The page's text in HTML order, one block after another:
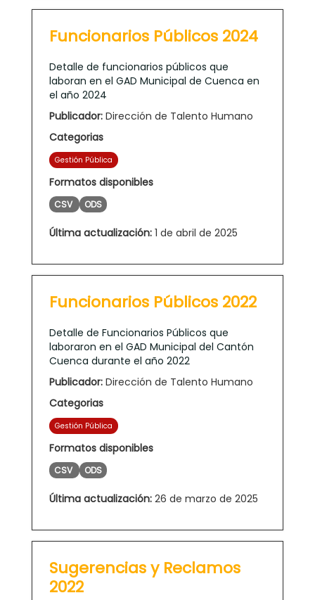
Funcionarios Públicos 2024
Detalle de funcionarios públicos que
laboran en el GAD Municipal de Cuenca en
el año 2024
Publicador: Dirección de Talento Humano
Categorias
Gestión Pública
Formatos disponibles
CSV ODS
Última actualización: 1 de abril de 2025
Funcionarios Públicos 2022
Detalle de Funcionarios Públicos que
laboraron en el GAD Municipal del Cantón
Cuenca durante el año 2022
Publicador: Dirección de Talento Humano
Categorias
Gestión Pública
Formatos disponibles
CSV ODS
Última actualización: 26 de marzo de 2025
Sugerencias y Reclamos
2022